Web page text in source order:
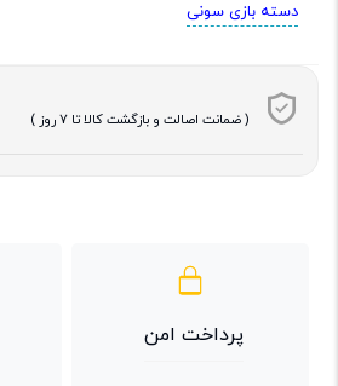
دسته بازی سونی
( ضمانت اصالت و بازگشت کالا تا 7 روز )
پرداخت امن